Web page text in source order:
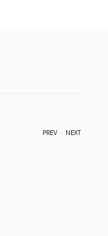
PREV NEXT